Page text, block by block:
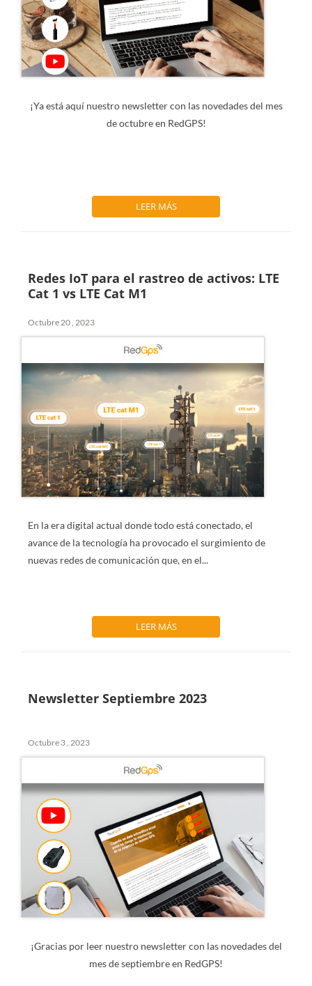
¡Ya está aquí nuestro newsletter con las novedades del mes
de octubre en RedGPS!
LEER MÁS
Redes IoT para el rastreo de activos: LTE
Cat 1 vs LTE Cat M1
Octubre 20 , 2023
En la era digital actual donde todo está conectado, el
avance de la tecnología ha provocado el surgimiento de
nuevas redes de comunicación que, en el...
LEER MÁS
Newsletter Septiembre 2023
Octubre 3 , 2023
¡Gracias por leer nuestro newsletter con las novedades del
mes de septiembre en RedGPS!